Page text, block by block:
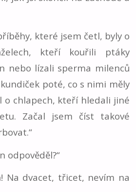
které jsem četl, byly o
kteří kouřili ptáky
nebo lízali sperma milenců
poté, co s nimi měly
o chlapech, kteří hledali jiné
Začal jsem číst takové
odpověděl?“
Na dvacet, třicet, nevím na